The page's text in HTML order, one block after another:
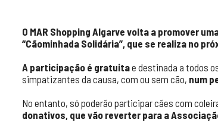
O MAR Shopping Algarve volta a promover
“Cãominhada Solidária”, que se realiza no
A participação é gratuitae destinada a todos
simpatizantes da causa, com ou sem cão, num
No entanto, só poderão participar cães com
donativos, que vão reverter para a